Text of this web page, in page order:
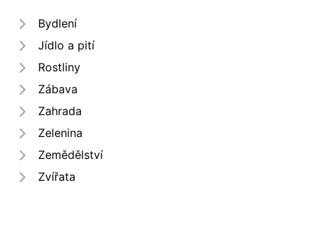
Bydlení
Jídlo a pití
Rostliny
Zábava
Zahrada
Zelenina
Zemědělství
Zvířata